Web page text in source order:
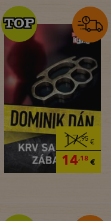
17,95€
14,18€
TOP
TOP